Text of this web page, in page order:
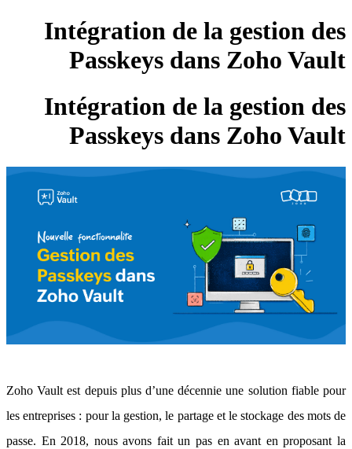
Intégration de la gestion des
Passkeys dans Zoho Vault
Intégration de la gestion des
Passkeys dans Zoho Vault
Zoho Vault est depuis plus d’une décennie une solution fiable pour
les entreprises : pour la gestion, le partage et le stockage des mots de
passe. En 2018, nous avons fait un pas en avant en proposant la